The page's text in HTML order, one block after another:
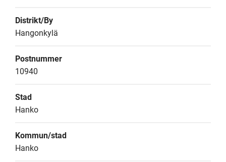
Distrikt/By
Hangonkylä
Postnummer
10940
Stad
Hanko
Kommun/stad
Hanko